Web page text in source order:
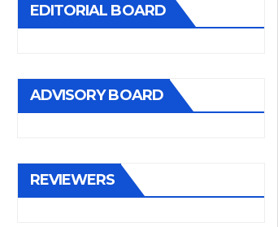
EDITORIAL BOARD
ADVISORY BOARD
REVIEWERS